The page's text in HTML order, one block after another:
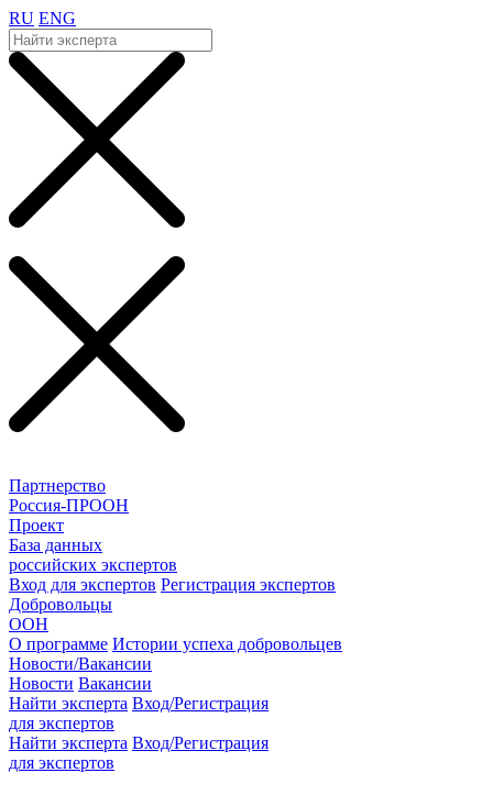
RU ENG
Партнерство
Россия-ПРООН
Проект
База данных
российских экспертов
Вход для экспертов Регистрация экспертов
Добровольцы
ООН
О программе Истории успеха добровольцев
Новости/Вакансии
Новости Вакансии
Найти эксперта Вход/Регистрация
для экспертов
Найти эксперта Вход/Регистрация
для экспертов